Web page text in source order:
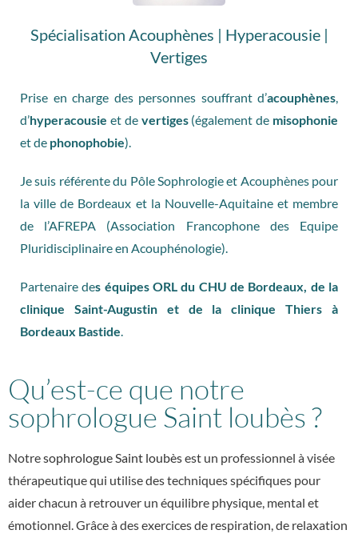
Spécialisation Acouphènes | Hyperacousie |
Vertiges
Prise en charge des personnes souffrant d’acouphènes,
d’hyperacousie et de vertiges (également de misophonie
et de phonophobie).
Je suis référente du Pôle Sophrologie et Acouphènes pour
la ville de Bordeaux et la Nouvelle-Aquitaine et membre
de l’AFREPA (Association Francophone des Equipe
Pluridisciplinaire en Acouphénologie).
Partenaire des équipes ORL du CHU de Bordeaux, de la
clinique Saint-Augustin et de la clinique Thiers à
Bordeaux Bastide.
Qu’est-ce que notre
sophrologue Saint loubès ?
Notresophrologue Saint loubèsest un professionnel à visée
thérapeutique qui utilise des techniques spécifiques pour
aider chacun à retrouver un équilibre physique, mental et
émotionnel. Grâce à des exercices de respiration, de relaxation